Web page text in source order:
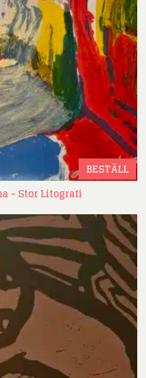
BESTÄLL
– Stor Litografi